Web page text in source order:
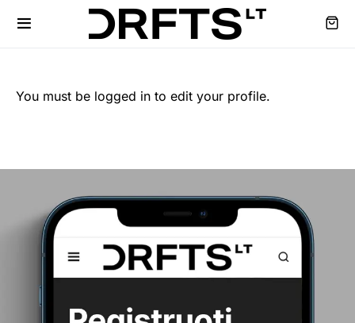
You must be logged in to edit your profile.